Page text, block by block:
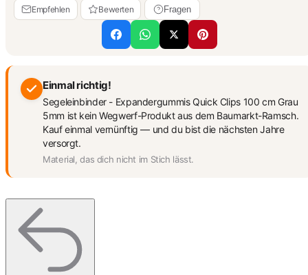
Empfehlen Bewerten Fragen
Einmal richtig!
Segeleinbinder - Expandergummis Quick Clips 100 cm Grau
5mm ist kein Wegwerf-Produkt aus dem Baumarkt-Ramsch.
Kauf einmal vernünftig — und du bist die nächsten Jahre
versorgt.
Material, das dich nicht im Stich lässt.